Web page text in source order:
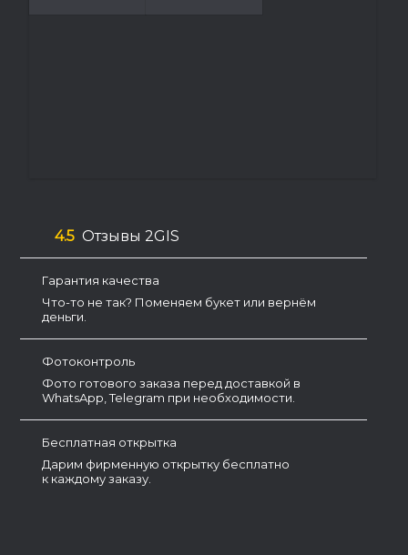
4.5 Отзывы 2GIS
Гарантия качества
Что-то не так? Поменяем букет или вернём
деньги.
Фотоконтроль
Фото готового заказа перед доставкой в
WhatsApp, Telegram при необходимости.
Бесплатная открытка
Дарим фирменную открытку бесплатно
к каждому заказу.